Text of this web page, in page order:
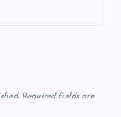
Required fields are